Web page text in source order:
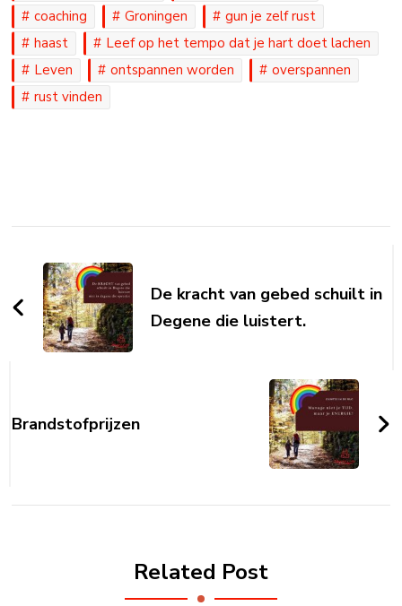
coaching
Groningen
gun je zelf rust
haast
Leef op het tempo dat je hart doet lachen
Leven
ontspannen worden
overspannen
rust vinden
NavigationDe kracht van gebed schuilt in
Degene die luistert.
Brandstofprijzen
Related Post